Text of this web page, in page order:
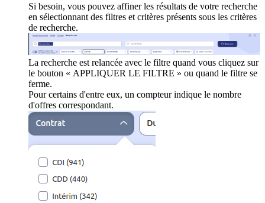
Si besoin, vous pouvez affiner les résultats de votre recherche
en sélectionnant des filtres et critères présents sous les critères
de recherche.
La recherche est relancée avec le filtre quand vous cliquez sur
le bouton « APPLIQUER LE FILTRE » ou quand le filtre se
ferme.
Pour certains d'entre eux, un compteur indique le nombre
d'offres correspondant.